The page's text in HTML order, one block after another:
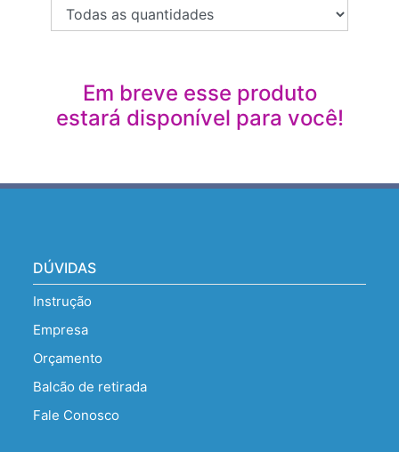
Em breve esse produto
estará disponível para você!
DÚVIDAS
Instrução
Empresa
Orçamento
Balcão de retirada
Fale Conosco